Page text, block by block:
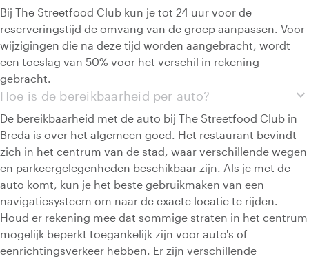
Bij The Streetfood Club kun je tot 24 uur voor de
reserveringstijd de omvang van de groep aanpassen. Voor
wijzigingen die na deze tijd worden aangebracht, wordt
een toeslag van 50% voor het verschil in rekening
gebracht.
expand_more
Hoe is de bereikbaarheid per auto?
De bereikbaarheid met de auto bij The Streetfood Club in
Breda is over het algemeen goed. Het restaurant bevindt
zich in het centrum van de stad, waar verschillende wegen
en parkeergelegenheden beschikbaar zijn. Als je met de
auto komt, kun je het beste gebruikmaken van een
navigatiesysteem om naar de exacte locatie te rijden.
Houd er rekening mee dat sommige straten in het centrum
mogelijk beperkt toegankelijk zijn voor auto's of
eenrichtingsverkeer hebben. Er zijn verschillende